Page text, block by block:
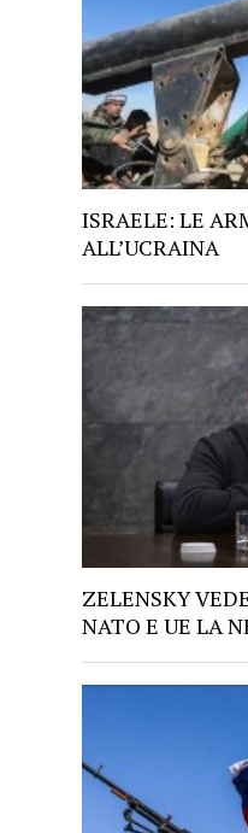
ISRAELE: LE
ALL’UCRAINA
ZELENSKY
NATO E UE LA